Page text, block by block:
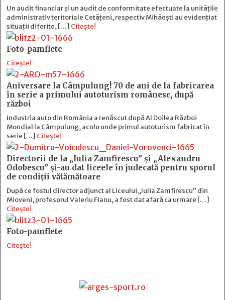
Un audit financiar și un audit de conformitate efectuate la unitățile
administrativ teritoriale Cetățeni, respectiv Mihăești au evidențiat
situații diferite, […] Citește!
Foto-pamflete
Citește!
Aniversare la Câmpulung! 70 de ani de la fabricarea
în serie a primului autoturism românesc, după
război
Industria auto din România a renăscut după Al Doilea Război
Mondial la Câmpulung, acolo unde primul autoturism fabricat în
serie […] Citește!
Directorii de la „Iulia Zamfirescu” și „Alexandru
Odobescu” și-au dat liceele în judecată pentru sporul
de condiții vătămătoare
După ce fostul director adjunct al Liceului „Iulia Zamfirescu” din
Mioveni, profesorul Valeriu Fianu, a fost dat afară ca urmare […]
Citește!
Foto-pamflete
Citește!